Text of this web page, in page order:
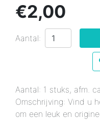
€2,00
Aantal:
Aantal: 1 stuks, afm.
Omschrijving: Vind u
om een leuk en